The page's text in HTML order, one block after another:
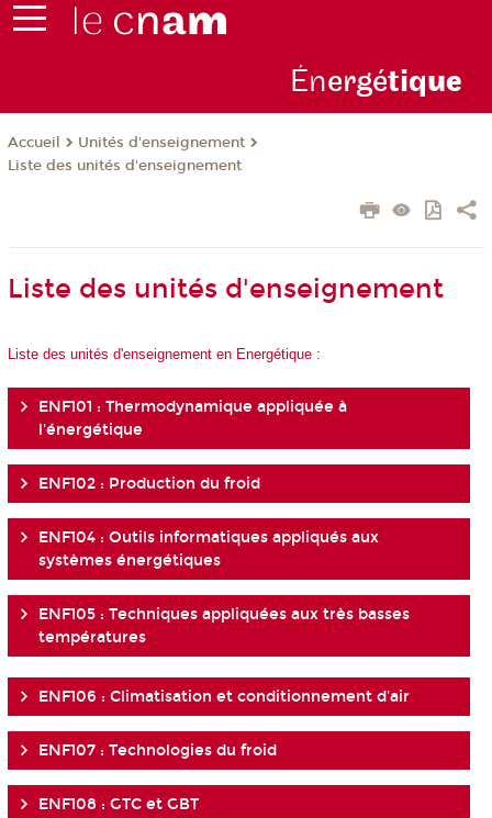
Énergétique
Accueil
Unités d'enseignement
Liste des unités d'enseignement
Liste des unités d'enseignement
Liste des unités d'enseignement en Energétique :
ENF101 : Thermodynamique appliquée à
l'énergétique
ENF102 : Production du froid
ENF104 : Outils informatiques appliqués aux
systèmes énergétiques
ENF105 : Techniques appliquées aux très basses
températures
ENF106 : Climatisation et conditionnement d'air
ENF107 : Technologies du froid
ENF108 : GTC et GBT